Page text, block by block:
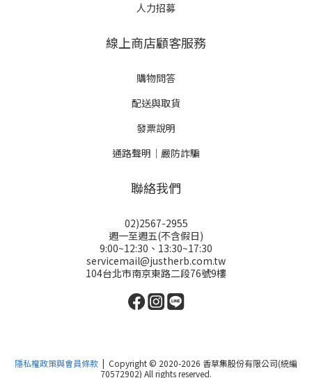
人力招募
線上商店顧客服務
購物問答
配送與取貨
發票說明
通路聲明｜嚴防詐騙
聯絡我們
02)2567-2955
週一至週五(不含假日)
9:00~12:30、13:30~17:30
servicemail@justherb.com.tw
104台北市南京東路二段76號9樓
隱私權政策與會員條款 | Copyright © 2020-2026 香草集股份有限公司(統編
70572902) All rights reserved.